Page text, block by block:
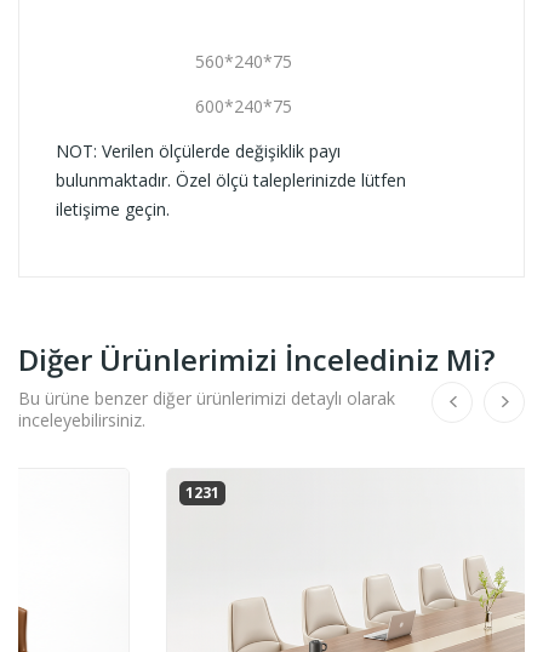
560*240*75
600*240*75
NOT: Verilen ölçülerde değişiklik payı
bulunmaktadır. Özel ölçü taleplerinizde lütfen
iletişime geçin.
Diğer Ürünlerimizi İncelediniz Mi?
Bu ürüne benzer diğer ürünlerimizi detaylı olarak
inceleyebilirsiniz.